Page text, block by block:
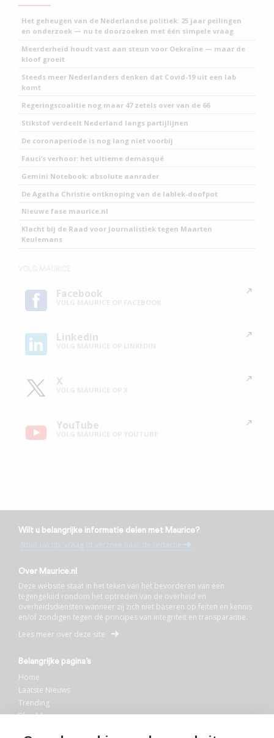
Het geheugen van de Nederlandse politiek: 25 jaar peilingen
en onderzoek — nu te doorzoeken met één simpele vraag
Meerderheid houdt vast aan steun voor Oekraïne — maar de
kloof groeit
Steeds meer Nederlanders denken dat Covid-19 uit een lab
komt
Regeringscoalitie nog maar 47 zetels over van de 66
Stikstof verdeelt Nederland langs partijlijnen
De coronaperiode is nog lang niet voorbij
Fauci’s verhoor: het ultieme demasqué
Gemini Notebook: absolute aanrader
De Agatha Christie ontknoping van de lablek-doofpot
Nieuwe fase maurice.nl
Klacht bij de Raad voor Journalistiek tegen Maarten
Keulemans
Facebook
Linkedin
X
YouTube
Wilt u belangrijke informatie delen met Maurice?
Stuur uw tip, vraag of verzoek naar de redactie
Over Maurice.nl
Deze website staat in het teken van het bevorderen van een
tegengeluid rondom het optreden van de overheid en
overheidsdiensten wanneer zij zich niet baseren op feiten en kennis
en/of zondigen tegen de principes van integriteit en transparantie.
Lees meer over deze site
Belangrijke pagina’s
Home
Laatste Nieuws
Trending
Blog Maurice